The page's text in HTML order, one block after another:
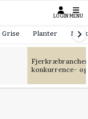
LOGIN MENU
Grise Planter
konkurrence-